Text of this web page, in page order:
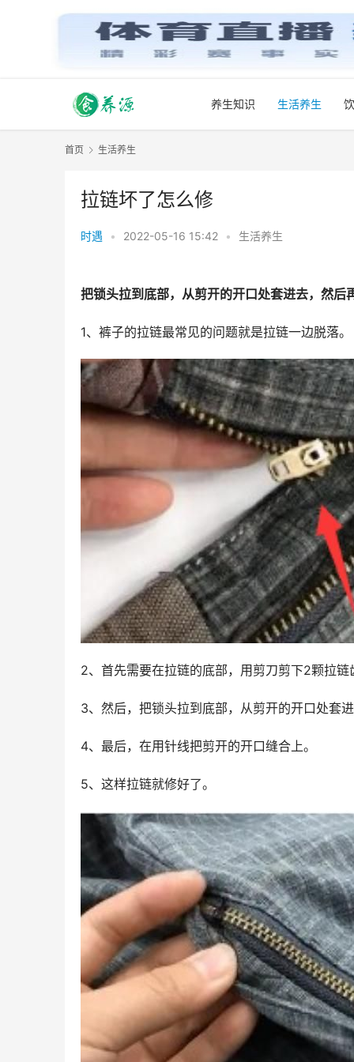
养生知识 生活养生
首页 生活养生
拉链坏了怎么修
时遇 • 2022-05-16 15:42 • 生活养生
把锁头拉到底部，从剪开的开口处套进去，然后
1、裤子的拉链最常见的问题就是拉链一边脱落。
2、首先需要在拉链的底部，用剪刀剪下2颗拉链
3、然后，把锁头拉到底部，从剪开的开口处套
4、最后，在用针线把剪开的开口缝合上。
5、这样拉链就修好了。